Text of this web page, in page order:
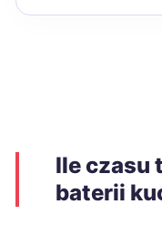
Ile czasu
baterii